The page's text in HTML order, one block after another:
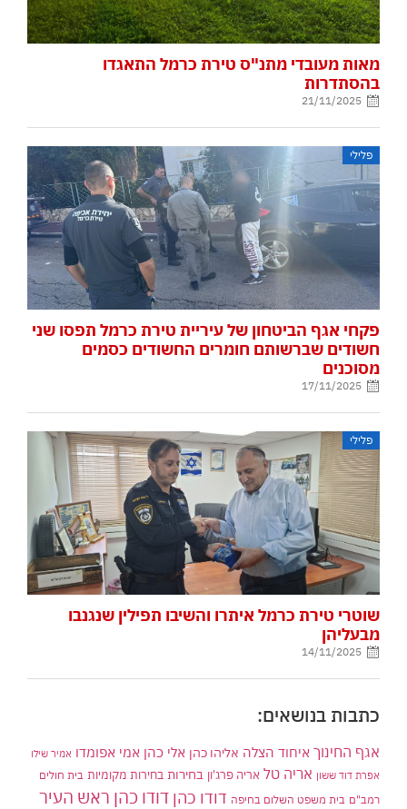
מאות מעובדי מתנ"ס טירת כרמל התאגדו
בהסתדרות
21/11/2025
פלילי
פקחי אגף הביטחון של עיריית טירת כרמל תפסו שני
חשודים שברשותם חומרים החשודים כסמים
מסוכנים
17/11/2025
פלילי
שוטרי טירת כרמל איתרו והשיבו תפילין שנגנבו
מבעליהן
14/11/2025
כתבות בנושאים:
אגף החינוך איחוד הצלה אליהו כהן אלי כהן אמי אפומדו אמיר שילו
אפרת דוד ששון אריה טל אריה פרג'ון בחירות בחירות מקומיות בית חולים
רמב"ם בית משפט השלום בחיפה דודו כהן דודו כהן ראש העיר